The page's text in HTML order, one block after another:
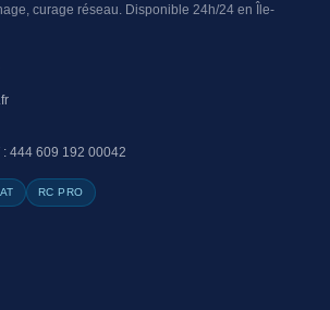
curage réseau. Disponible 24h/24 en Île-
: 444 609 192 00042
RC PRO